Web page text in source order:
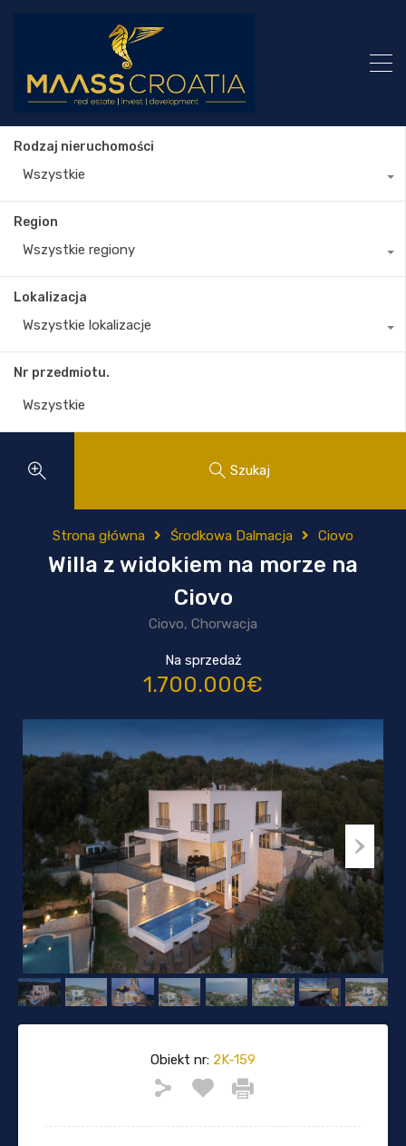
Rodzaj nieruchomości
Wszystkie
Region
Wszystkie regiony
Lokalizacja
Wszystkie lokalizacje
Nr przedmiotu.
Szukaj
Strona główna Środkowa Dalmacja Ciovo
Willa z widokiem na morze na
Ciovo
Ciovo, Chorwacja
Na sprzedaż
1.700.000€
Obiekt nr: 2K-159